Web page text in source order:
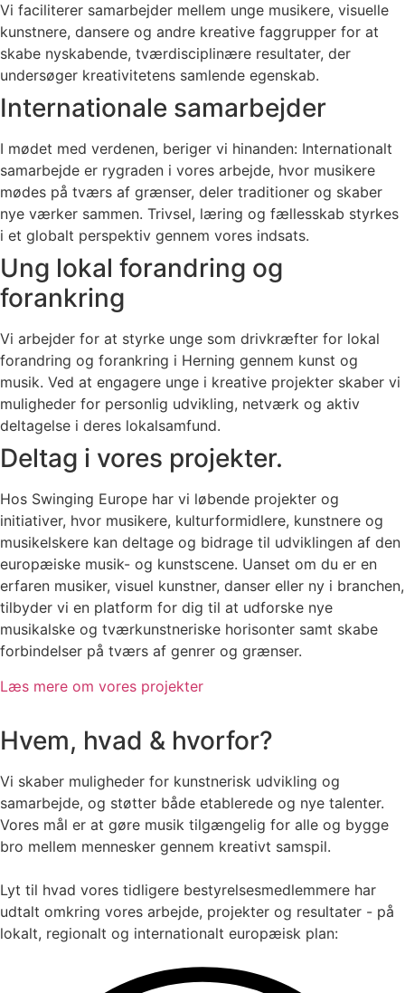
Vi faciliterer samarbejder mellem unge musikere, visuelle
kunstnere, dansere og andre kreative faggrupper for at
skabe nyskabende, tværdisciplinære resultater, der
undersøger kreativitetens samlende egenskab.
Internationale samarbejder
I mødet med verdenen, beriger vi hinanden: Internationalt
samarbejde er rygraden i vores arbejde, hvor musikere
mødes på tværs af grænser, deler traditioner og skaber
nye værker sammen. Trivsel, læring og fællesskab styrkes
i et globalt perspektiv gennem vores indsats.
Ung lokal forandring og
forankring
Vi arbejder for at styrke unge som drivkræfter for lokal
forandring og forankring i Herning gennem kunst og
musik. Ved at engagere unge i kreative projekter skaber vi
muligheder for personlig udvikling, netværk og aktiv
deltagelse i deres lokalsamfund.
Deltag i vores projekter.
Hos Swinging Europe har vi løbende projekter og
initiativer, hvor musikere, kulturformidlere, kunstnere og
musikelskere kan deltage og bidrage til udviklingen af den
europæiske musik- og kunstscene. Uanset om du er en
erfaren musiker, visuel kunstner, danser eller ny i branchen,
tilbyder vi en platform for dig til at udforske nye
musikalske og tværkunstneriske horisonter samt skabe
forbindelser på tværs af genrer og grænser.
Læs mere om vores projekter
Hvem, hvad & hvorfor?
Vi skaber muligheder for kunstnerisk udvikling og
samarbejde, og støtter både etablerede og nye talenter.
Vores mål er at gøre musik tilgængelig for alle og bygge
bro mellem mennesker gennem kreativt samspil.
Lyt til hvad vores tidligere bestyrelsesmedlemmere har
udtalt omkring vores arbejde, projekter og resultater - på
lokalt, regionalt og internationalt europæisk plan: